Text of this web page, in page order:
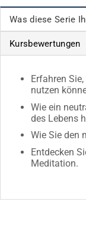
Was diese Serie
Kursbewertungen
Erfahren
nutzen
Wie ein
des Lebens
Wie Sie den
Entdecken
Meditation.